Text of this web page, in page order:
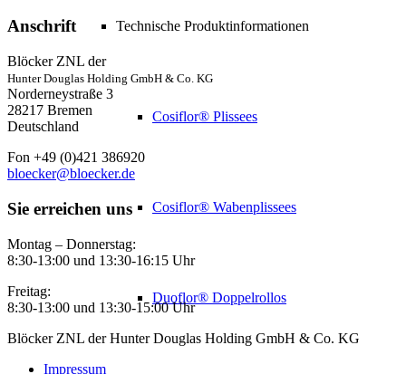
Technische Produktinformationen
Cosiflor® Plissees
Cosiflor® Wabenplissees
Duoflor® Doppelrollos
Anschrift
Blöcker ZNL der
Hunter Douglas Holding GmbH & Co. KG
Norderneystraße 3
28217 Bremen
Deutschland
Fon +49 (0)421 386920
bloecker@bloecker.de
Sie erreichen uns
Montag – Donnerstag:
8:30-13:00 und 13:30-16:15 Uhr
Freitag:
8:30-13:00 und 13:30-15:00 Uhr
Blöcker ZNL der Hunter Douglas Holding GmbH & Co. KG
Impressum